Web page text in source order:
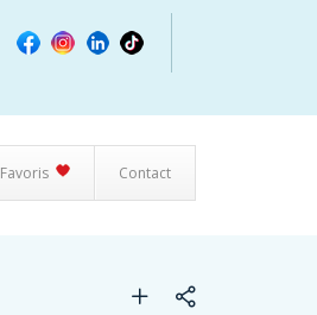
Favoris Contact